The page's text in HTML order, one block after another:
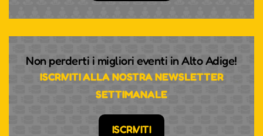
Non perderti i migliori eventi in Alto Adige!
ISCRIVITI ALLA NOSTRA NEWSLETTER
SETTIMANALE
ISCRIVITI